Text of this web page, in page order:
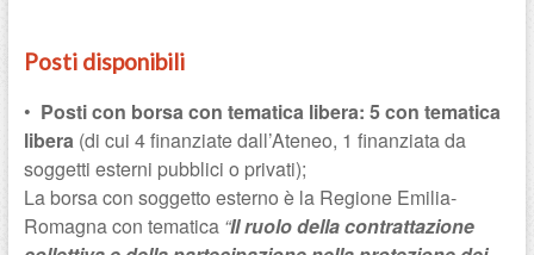
Posti disponibili
• Posti con borsa con tematica libera: 5 con tematica
libera(di cui 4 finanziate dall’Ateneo, 1 finanziata da
soggetti esterni pubblici o privati);
La borsa con soggetto esterno è la Regione Emilia-
Romagna con tematica “Il ruolo della contrattazione